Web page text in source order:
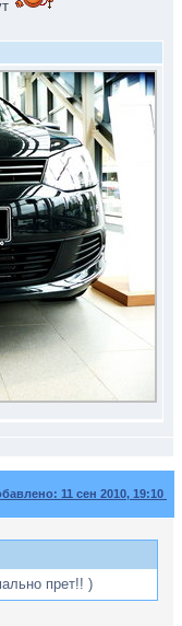
11 сен 2010, 19:10
прет!! )